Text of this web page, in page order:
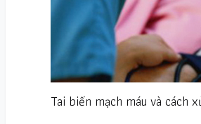
Tai biến mạch máu và cách